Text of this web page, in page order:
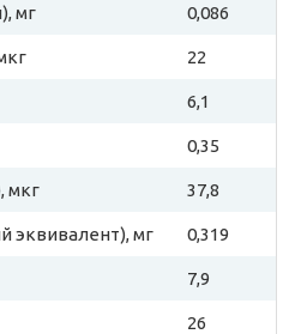
мг 0,086
22
6,1
0,35
мкг 37,8
эквивалент), мг 0,319
7,9
26